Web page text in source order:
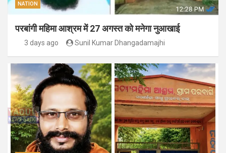
NATION
परबांगी महिमा आश्रम में 27 अगस्त को मनेगा नुआखाई
3 days ago Sunil Kumar Dhangadamajhi